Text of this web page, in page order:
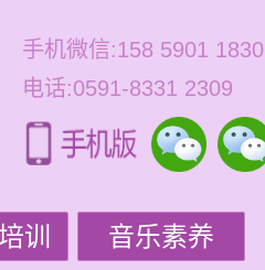
手机微信:158 5901 1830
电话:0591-8331 2309
训 音乐素养